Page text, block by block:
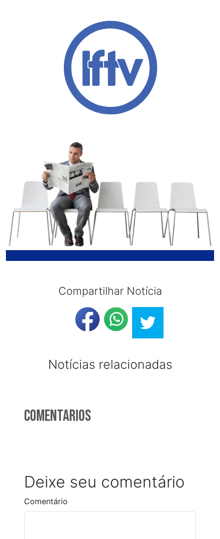
Compartilhar Notícia
Notícias relacionadas
Comentarios
Deixe seu comentário
Comentário